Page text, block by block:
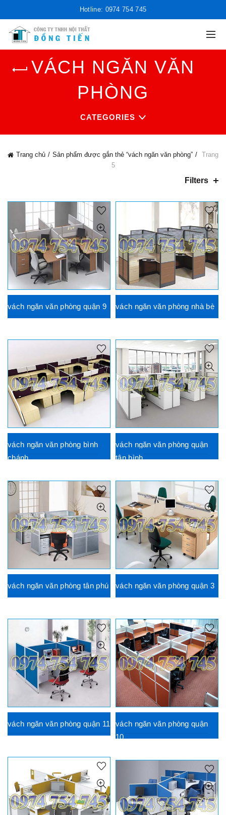
Hotline: 0974 754 745
VÁCH NGĂN VĂN
PHÒNG
CATEGORIES
Trang chủ Sản phẩm được gắn thẻ “vách ngăn văn phòng”
Trang
5
Filters
vách ngăn văn phòng quận 9 vách ngăn văn phòng nhà bè
vách ngăn văn phòng bình
chánh
vách ngăn văn phòng quận
tân bình
vách ngăn văn phòng tân phú vách ngăn văn phòng quận 3
vách ngăn văn phòng quận 11
vách ngăn văn phòng quận
10